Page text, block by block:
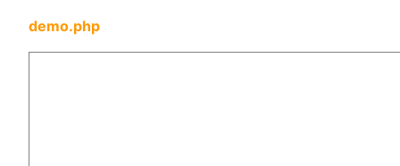
demo.php